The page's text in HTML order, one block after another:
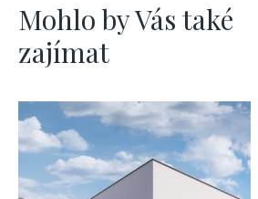
Mohlo by Vás také
zajímat